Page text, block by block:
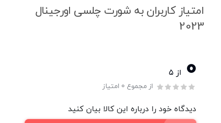
امتیاز کاربران به شورت چلسی اورجینال
2023
0 از ۵
از مجموع 0 امتیاز
دیدگاه خود را درباره این کالا بیان کنید